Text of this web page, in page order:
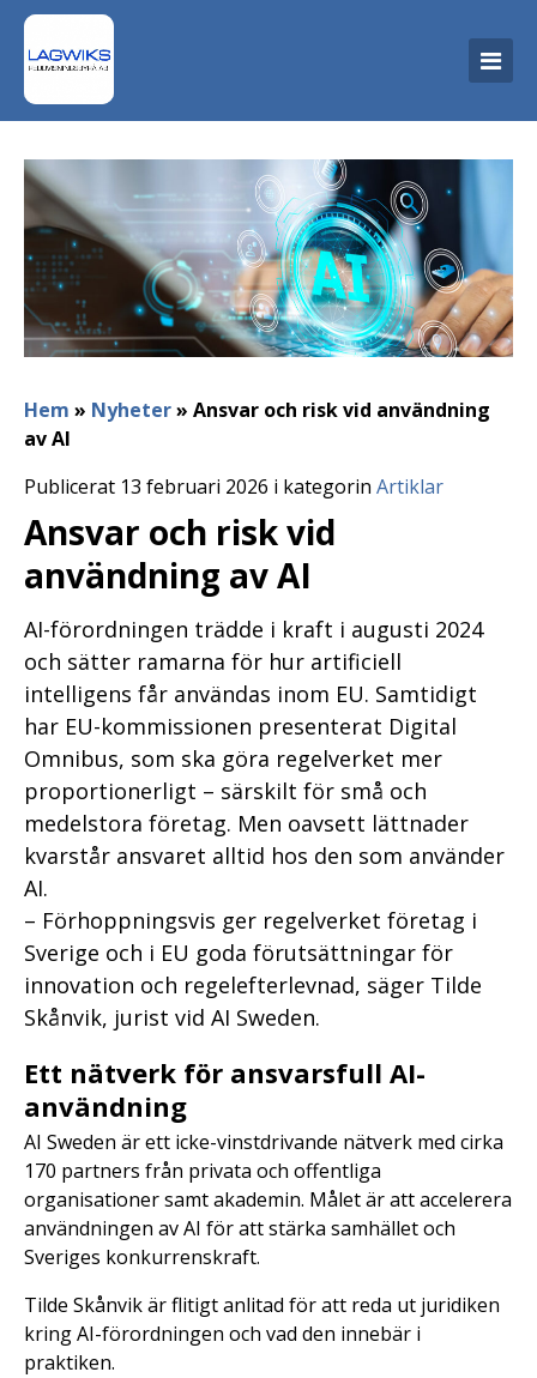
Hem » Nyheter» Ansvar och risk vid användning
av AI
Publicerat 13 februari 2026 i kategorin Artiklar
Ansvar och risk vid
användning av AI
AI-förordningen trädde i kraft i augusti 2024
och sätter ramarna för hur artificiell
intelligens får användas inom EU. Samtidigt
har EU-kommissionen presenterat Digital
Omnibus, som ska göra regelverket mer
proportionerligt – särskilt för små och
medelstora företag. Men oavsett lättnader
kvarstår ansvaret alltid hos den som använder
AI.
– Förhoppningsvis ger regelverket företag i
Sverige och i EU goda förutsättningar för
innovation och regelefterlevnad, säger Tilde
Skånvik, jurist vid AI Sweden.
Ett nätverk för ansvarsfull AI-
användning
AI Sweden är ett icke-vinstdrivande nätverk med cirka
170 partners från privata och offentliga
organisationer samt akademin. Målet är att accelerera
användningen av AI för att stärka samhället och
Sveriges konkurrenskraft.
Tilde Skånvik är flitigt anlitad för att reda ut juridiken
kring AI-förordningen och vad den innebär i
praktiken.